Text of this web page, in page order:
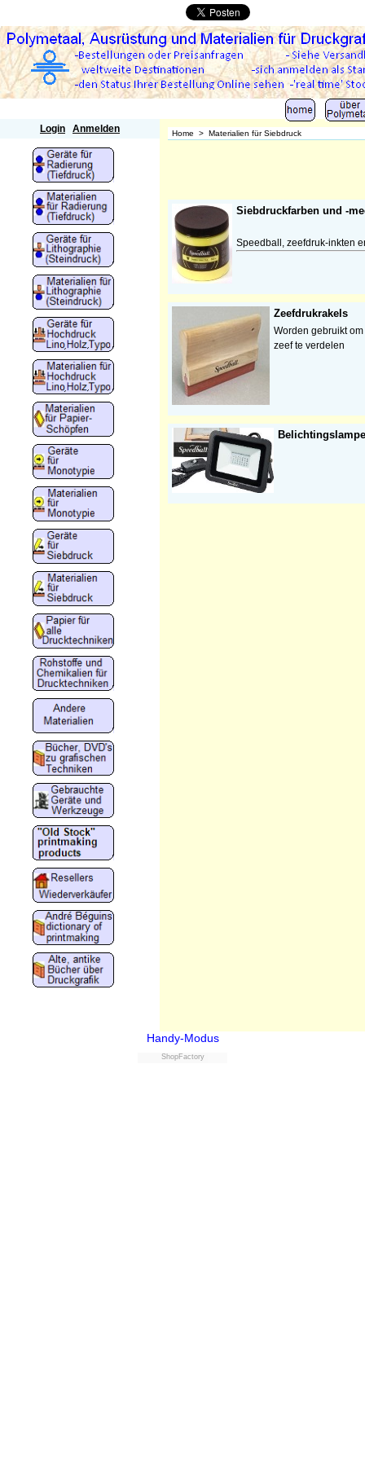
Login Anmelden Home > Materialien für Siebdruck
Siebdruckfarben und -
Speedball, zeefdruk-inkten
Zeefdrukrakels
Worden gebruikt
zeef te verdelen
Handy-Modus
ShopFactory